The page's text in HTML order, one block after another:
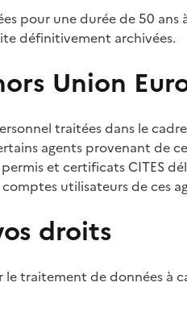
pour une durée de 50
définitivement archivées.
Union
traitées dans le
agents provenant de
et certificats CITES
utilisateurs de ces
droits
le traitement de données à